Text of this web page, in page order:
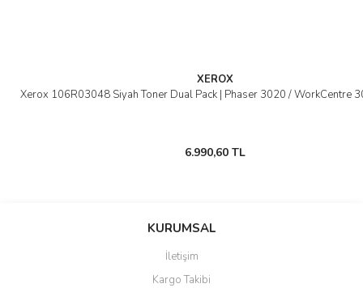
XEROX
Xerox 106R03048 Siyah Toner Dual Pack | Phaser 3020 / WorkCentre
6.990,60 TL
KURUMSAL
İletişim
Kargo Takibi